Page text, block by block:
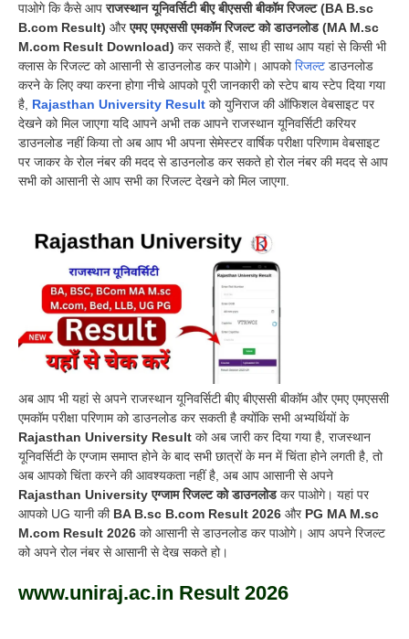
पाओगे कि कैसे आपराजस्थान यूनिवर्सिटी बीए बीएससी बीकॉम रिजल्ट (BA B.sc
B.com Result) औरएमए एमएससी एमकॉम रिजल्ट को डाउनलोड (MA M.sc
M.com Result Download) कर सकते हैं, साथ ही साथ आप यहां से किसी भी
क्लास के रिजल्ट को आसानी से डाउनलोड कर पाओगे। आपकोरिजल्ट डाउनलोड
करने के लिए क्या करना होगा नीचे आपको पूरी जानकारी को स्टेप बाय स्टेप दिया गया
है, Rajasthan University Result को युनिराज की ऑफिशल वेबसाइट पर
देखने को मिल जाएगा यदि आपने अभी तक आपने राजस्थान यूनिवर्सिटी करियर
डाउनलोड नहीं किया तो अब आप भी अपना सेमेस्टर वार्षिक परीक्षा परिणाम वेबसाइट
पर जाकर के रोल नंबर की मदद से डाउनलोड कर सकते हो रोल नंबर की मदद से आप
सभी को आसानी से आप सभी का रिजल्ट देखने को मिल जाएगा.
अब आप भी यहां से अपने राजस्थान यूनिवर्सिटी बीए बीएससी बीकॉम और एमए एमएससी
एमकॉम परीक्षा परिणाम को डाउनलोड कर सकती है क्योंकि सभी अभ्यर्थियों के
Rajasthan University Result को अब जारी कर दिया गया है, राजस्थान
यूनिवर्सिटी के एग्जाम समाप्त होने के बाद सभी छात्रों के मन में चिंता होने लगती है, तो
अब आपको चिंता करने की आवश्यकता नहीं है, अब आप आसानी से अपने
Rajasthan University एग्जाम रिजल्ट को डाउनलोडकर पाओगे। यहां पर
आपको UG यानी की BA B.sc B.com Result 2026 और PG MA M.sc
M.com Result 2026 को आसानी से डाउनलोड कर पाओगे। आप अपने रिजल्ट
को अपने रोल नंबर से आसानी से देख सकते हो।
www.uniraj.ac.in Result 2026